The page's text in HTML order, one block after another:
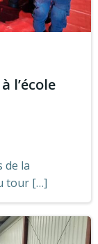
l’école
de la
tour […]